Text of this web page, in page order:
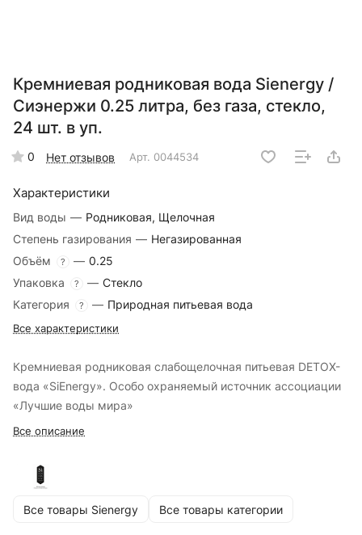
Кремниевая родниковая вода Sienergy /
Сиэнержи 0.25 литра, без газа, стекло,
24 шт. в уп.
0 Нет отзывов Арт. 0044534
Характеристики
Вид воды — Родниковая, Щелочная
Степень газирования — Негазированная
Объём
? — 0.25
Упаковка
? — Стекло
Категория
? — Природная питьевая вода
Все характеристики
Кремниевая родниковая слабощелочная питьевая DETOX-
вода «SiEnergy». Особо охраняемый источник ассоциации
«Лучшие воды мира»
Все описание
Все товары Sienergy Все товары категории